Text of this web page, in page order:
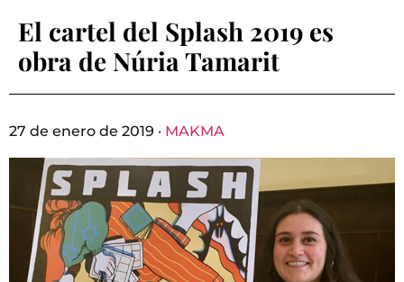
El cartel del Splash 2019 es
obra de Núria Tamarit
27 de enero de 2019 · MAKMA